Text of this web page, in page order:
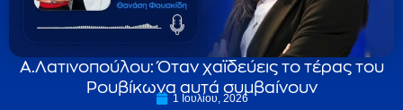
Α.Λατινοπούλου: Όταν χαϊδεύεις το τέρας του
Ρουβίκωνα αυτά συμβαίνουν
1 Ιουλίου, 2026